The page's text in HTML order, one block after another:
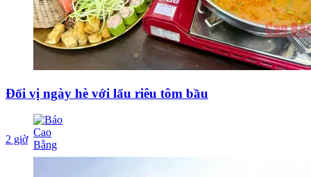
Đổi vị ngày hè với lẩu riêu tôm bầu
2 giờ